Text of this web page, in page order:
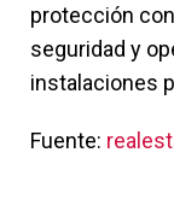
protección
seguridad y
instalaciones
Fuente: